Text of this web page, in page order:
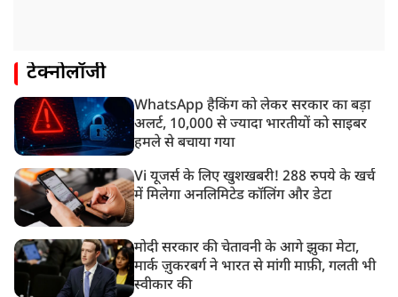
टेक्नोलॉजी
WhatsApp हैकिंग को लेकर सरकार का बड़ा
अलर्ट, 10,000 से ज्यादा भारतीयों को साइबर
हमले से बचाया गया
Vi यूजर्स के लिए खुशखबरी! 288 रुपये के खर्च
में मिलेगा अनलिमिटेड कॉलिंग और डेटा
मोदी सरकार की चेतावनी के आगे झुका मेटा,
मार्क ज़ुकरबर्ग ने भारत से मांगी माफ़ी, गलती भी
स्वीकार की